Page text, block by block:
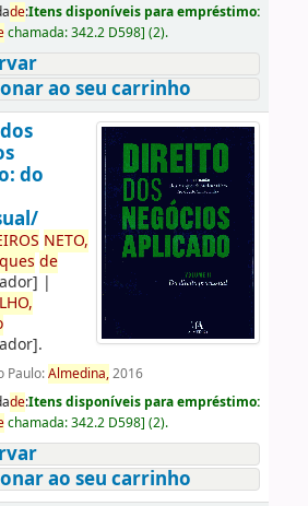
de:Itens disponíveis para empréstimo:
chamada:342.2 D598] (2).
ao seu carrinho
do
IROS NETO,
de
|
.
Paulo:Almedina,2016
de:Itens disponíveis para empréstimo:
chamada:342.2 D598] (2).
ao seu carrinho